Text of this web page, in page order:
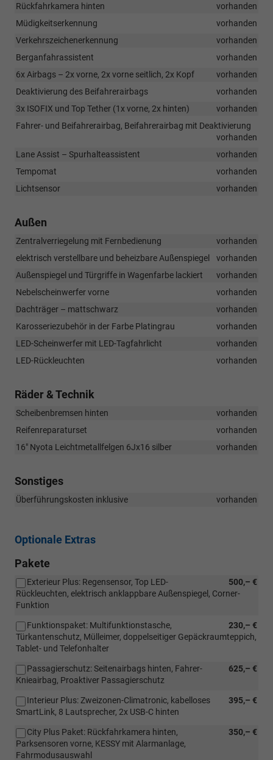
Rückfahrkamera hinten
vorhanden
Müdigkeitserkennung
vorhanden
Verkehrszeichenerkennung
vorhanden
Berganfahrassistent
vorhanden
6x Airbags – 2x vorne, 2x vorne seitlich, 2x Kopf
vorhanden
Deaktivierung des Beifahrerairbags
vorhanden
3x ISOFIX und Top Tether (1x vorne, 2x hinten)
vorhanden
Fahrer- und Beifahrerairbag, Beifahrerairbag mit Deaktivierung
vorhanden
Lane Assist – Spurhalteassistent
vorhanden
Tempomat
vorhanden
Lichtsensor
vorhanden
Außen
Zentralverriegelung mit Fernbedienung
vorhanden
elektrisch verstellbare und beheizbare Außenspiegel
vorhanden
Außenspiegel und Türgriffe in Wagenfarbe lackiert
vorhanden
Nebelscheinwerfer vorne
vorhanden
Dachträger – mattschwarz
vorhanden
Karosseriezubehör in der Farbe Platingrau
vorhanden
LED-Scheinwerfer mit LED-Tagfahrlicht
vorhanden
LED-Rückleuchten
vorhanden
Räder & Technik
Scheibenbremsen hinten
vorhanden
Reifenreparaturset
vorhanden
16" Nyota Leichtmetallfelgen 6Jx16 silber
vorhanden
Sonstiges
Überführungskosten inklusive vorhanden
Optionale Extras
Pakete
500,– €
Exterieur Plus: Regensensor, Top LED-
Rückleuchten, elektrisch anklappbare Außenspiegel, Corner-
Funktion
230,– €
Funktionspaket: Multifunktionstasche,
Türkantenschutz, Mülleimer, doppelseitiger Gepäckraumteppich,
Tablet- und Telefonhalter
625,– €
Passagierschutz: Seitenairbags hinten, Fahrer-
Knieairbag, Proaktiver Passagierschutz
395,– €
Interieur Plus: Zweizonen-Climatronic, kabelloses
SmartLink, 8 Lautsprecher, 2x USB-C hinten
350,– €
City Plus Paket: Rückfahrkamera hinten,
Parksensoren vorne, KESSY mit Alarmanlage,
Fahrmodusauswahl